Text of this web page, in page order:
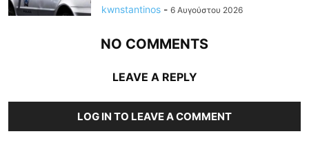
kwnstantinos - 6 Αυγούστου 2026
NO COMMENTS
LEAVE A REPLY
LOG IN TO LEAVE A COMMENT